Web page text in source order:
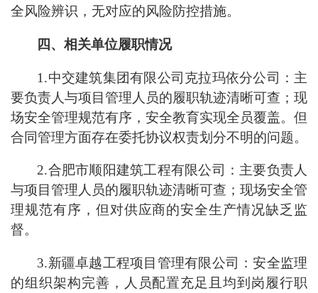
全风险辨识，无对应的风险防控措施。
四、相关单位履职情况
1.中交建筑集团有限公司克拉玛依分公司：主
要负责人与项目管理人员的履职轨迹清晰可查；现
场安全管理规范有序，安全教育实现全员覆盖。但
合同管理方面存在委托协议权责划分不明的问题。
2.合肥市顺阳建筑工程有限公司：主要负责人
与项目管理人员的履职轨迹清晰可查；现场安全管
理规范有序，但对供应商的安全生产情况缺乏监
督。
3.新疆卓越工程项目管理有限公司：安全监理
的组织架构完善，人员配置充足且均到岗履行职